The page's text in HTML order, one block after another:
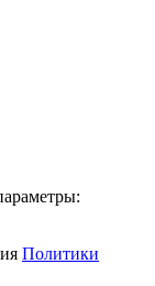
Политики